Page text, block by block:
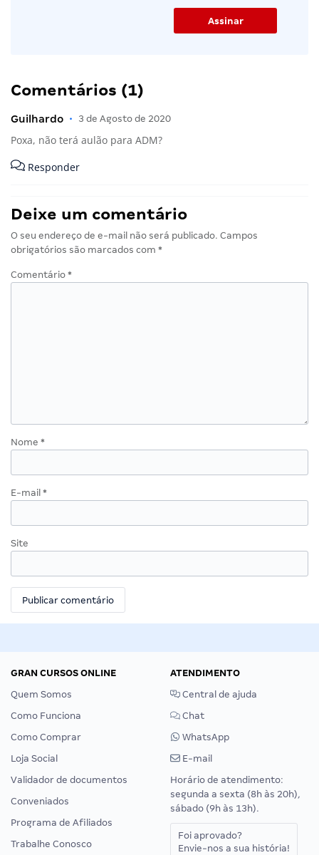
Comentários (1)
Guilhardo • 3 de Agosto de 2020
Poxa, não terá aulão para ADM?
Responder
Deixe um comentário
O seu endereço de e-mail não será publicado. Campos
obrigatórios são marcados com *
Comentário *
Nome *
E-mail *
Site
GRAN CURSOS ONLINE
Quem Somos
Como Funciona
Como Comprar
Loja Social
Validador de documentos
Conveniados
Programa de Afiliados
Trabalhe Conosco
ATENDIMENTO
Central de ajuda
Chat
WhatsApp
E-mail
Horário de atendimento:
segunda a sexta (8h às 20h),
sábado (9h às 13h).
Foi aprovado?
Envie-nos a sua história!